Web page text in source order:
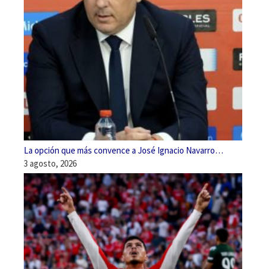
La opción que más convence a José Ignacio Navarro…
3 agosto, 2026